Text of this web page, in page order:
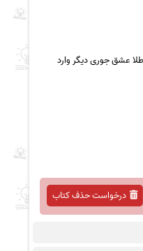
عشق جوری دیگر وارد
درخواست حذف کتاب